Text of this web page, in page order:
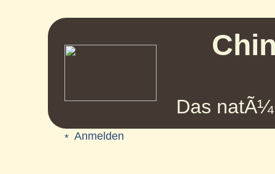
Das
Anmelden